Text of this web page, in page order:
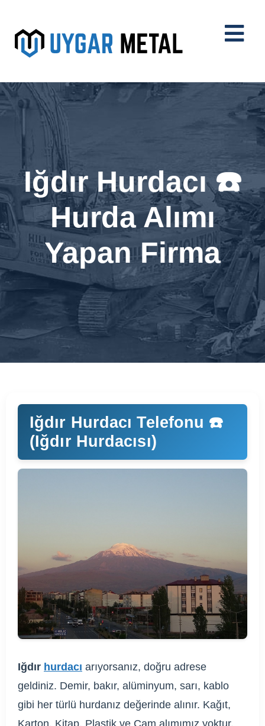
Iğdır Hurdacı ☎️
Hurda Alımı
Yapan Firma
Iğdır Hurdacı Telefonu ☎️
(Iğdır Hurdacısı)
Iğdır hurdacı arıyorsanız, doğru adrese
geldiniz. Demir, bakır, alüminyum, sarı, kablo
gibi her türlü hurdanız değerinde alınır. Kağıt,
Karton, Kitap, Plastik ve Cam alımımız yoktur.